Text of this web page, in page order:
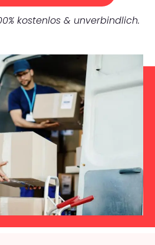
kostenlos & unverbindlich.